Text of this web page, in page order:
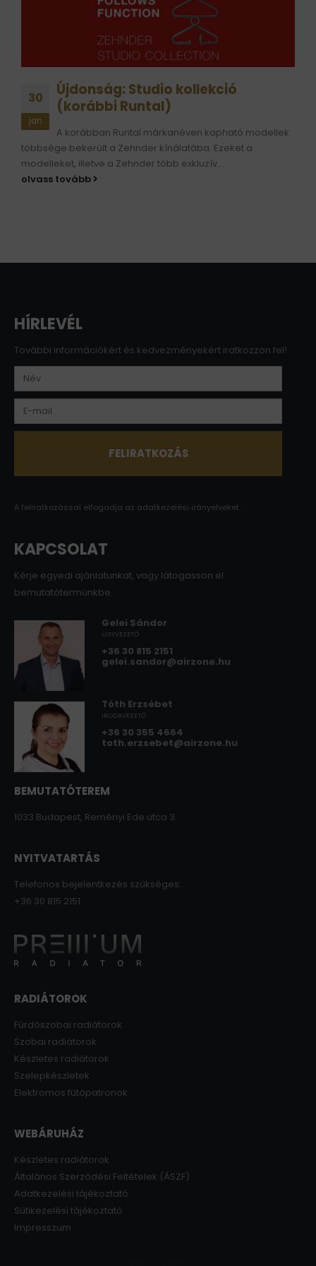
30
jan
Újdonság: Studio kollekció
(korábbi Runtal)
A korábban Runtal márkanéven kapható modellek
többsége bekerült a Zehnder kínálatába. Ezeket a
modelleket, illetve a Zehnder több exkluzív...
olvass tovább
HÍRLEVÉL
További információkért és kedvezményekért iratkozzon fel!
A feliratkozással elfogadja az adatkezelési irányelveket.
KAPCSOLAT
Kérje egyedi ajánlatunkat, vagy látogasson el
bemutatótermünkbe.
Gelei Sándor
ÜGYVEZETŐ
+36 30 815 2151
gelei.sandor@airzone.hu
Tóth Erzsébet
IRODAVEZETŐ
+36 30 355 4664
toth.erzsebet@airzone.hu
BEMUTATÓTEREM
1033 Budapest, Reményi Ede utca 3.
NYITVATARTÁS
Telefonos bejelentkezés szükséges:
+36 30 815 2151
RADIÁTOROK
Fürdőszobai radiátorok
Szobai radiátorok
Készletes radiátorok
Szelepkészletek
Elektromos fűtőpatronok
WEBÁRUHÁZ
Készletes radiátorok
Általános Szerződési Feltételek (ÁSZF)
Adatkezelési tájékoztató
Sütikezelési tájékoztató
Impresszum